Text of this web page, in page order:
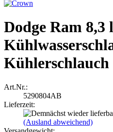
Dodge Ram
Kühlerschlauch
Art.Nr.:
5290804AB
Lieferzeit:
(Ausland abweichend)